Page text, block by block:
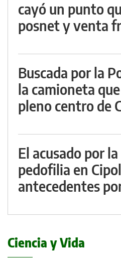
cayó un punto
posnet y venta
Buscada por la
la camioneta
pleno centro de
El acusado por
pedofilia en
antecedentes
Ciencia y Vida